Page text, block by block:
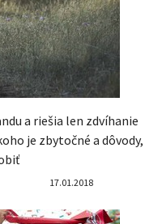
a riešia len zdvíhanie
je zbytočné a dôvody,
17.01.2018